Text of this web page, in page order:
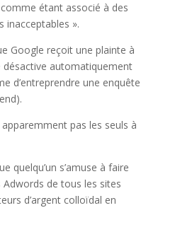
étant associé à des
inacceptables ».
Google reçoit une plainte à
désactive automatiquement
d’entreprendre une enquête
pas les seuls à
quelqu’un s’amuse à faire
de tous les sites
d’argent colloïdal en